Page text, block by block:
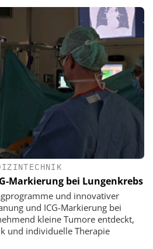
Markierung bei Lungenkrebs
und innovativer
und ICG-Markierung bei
kleine Tumore entdeckt,
und individuelle Therapie